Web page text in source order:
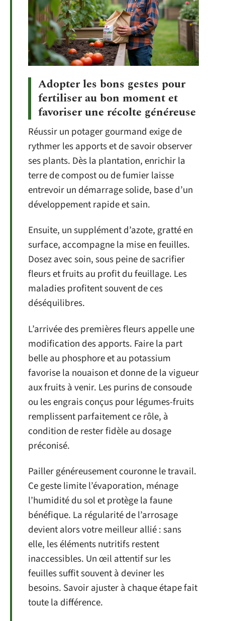
Adopter les bons gestes pour
fertiliser au bon moment et
favoriser une récolte généreuse
Réussir un potager gourmand exige de
rythmer les apports et de savoir observer
ses plants. Dès la plantation, enrichir la
terre de compost ou de fumier laisse
entrevoir un démarrage solide, base d’un
développement rapide et sain.
Ensuite, un supplément d’azote, gratté en
surface, accompagne la mise en feuilles.
Dosez avec soin, sous peine de sacrifier
fleurs et fruits au profit du feuillage. Les
maladies profitent souvent de ces
déséquilibres.
L’arrivée des premières fleurs appelle une
modification des apports. Faire la part
belle au phosphore et au potassium
favorise la nouaison et donne de la vigueur
aux fruits à venir. Les purins de consoude
ou les engrais conçus pour légumes-fruits
remplissent parfaitement ce rôle, à
condition de rester fidèle au dosage
préconisé.
Pailler généreusement couronne le travail.
Ce geste limite l’évaporation, ménage
l’humidité du sol et protège la faune
bénéfique. La régularité de l’arrosage
devient alors votre meilleur allié : sans
elle, les éléments nutritifs restent
inaccessibles. Un œil attentif sur les
feuilles suffit souvent à deviner les
besoins. Savoir ajuster à chaque étape fait
toute la différence.